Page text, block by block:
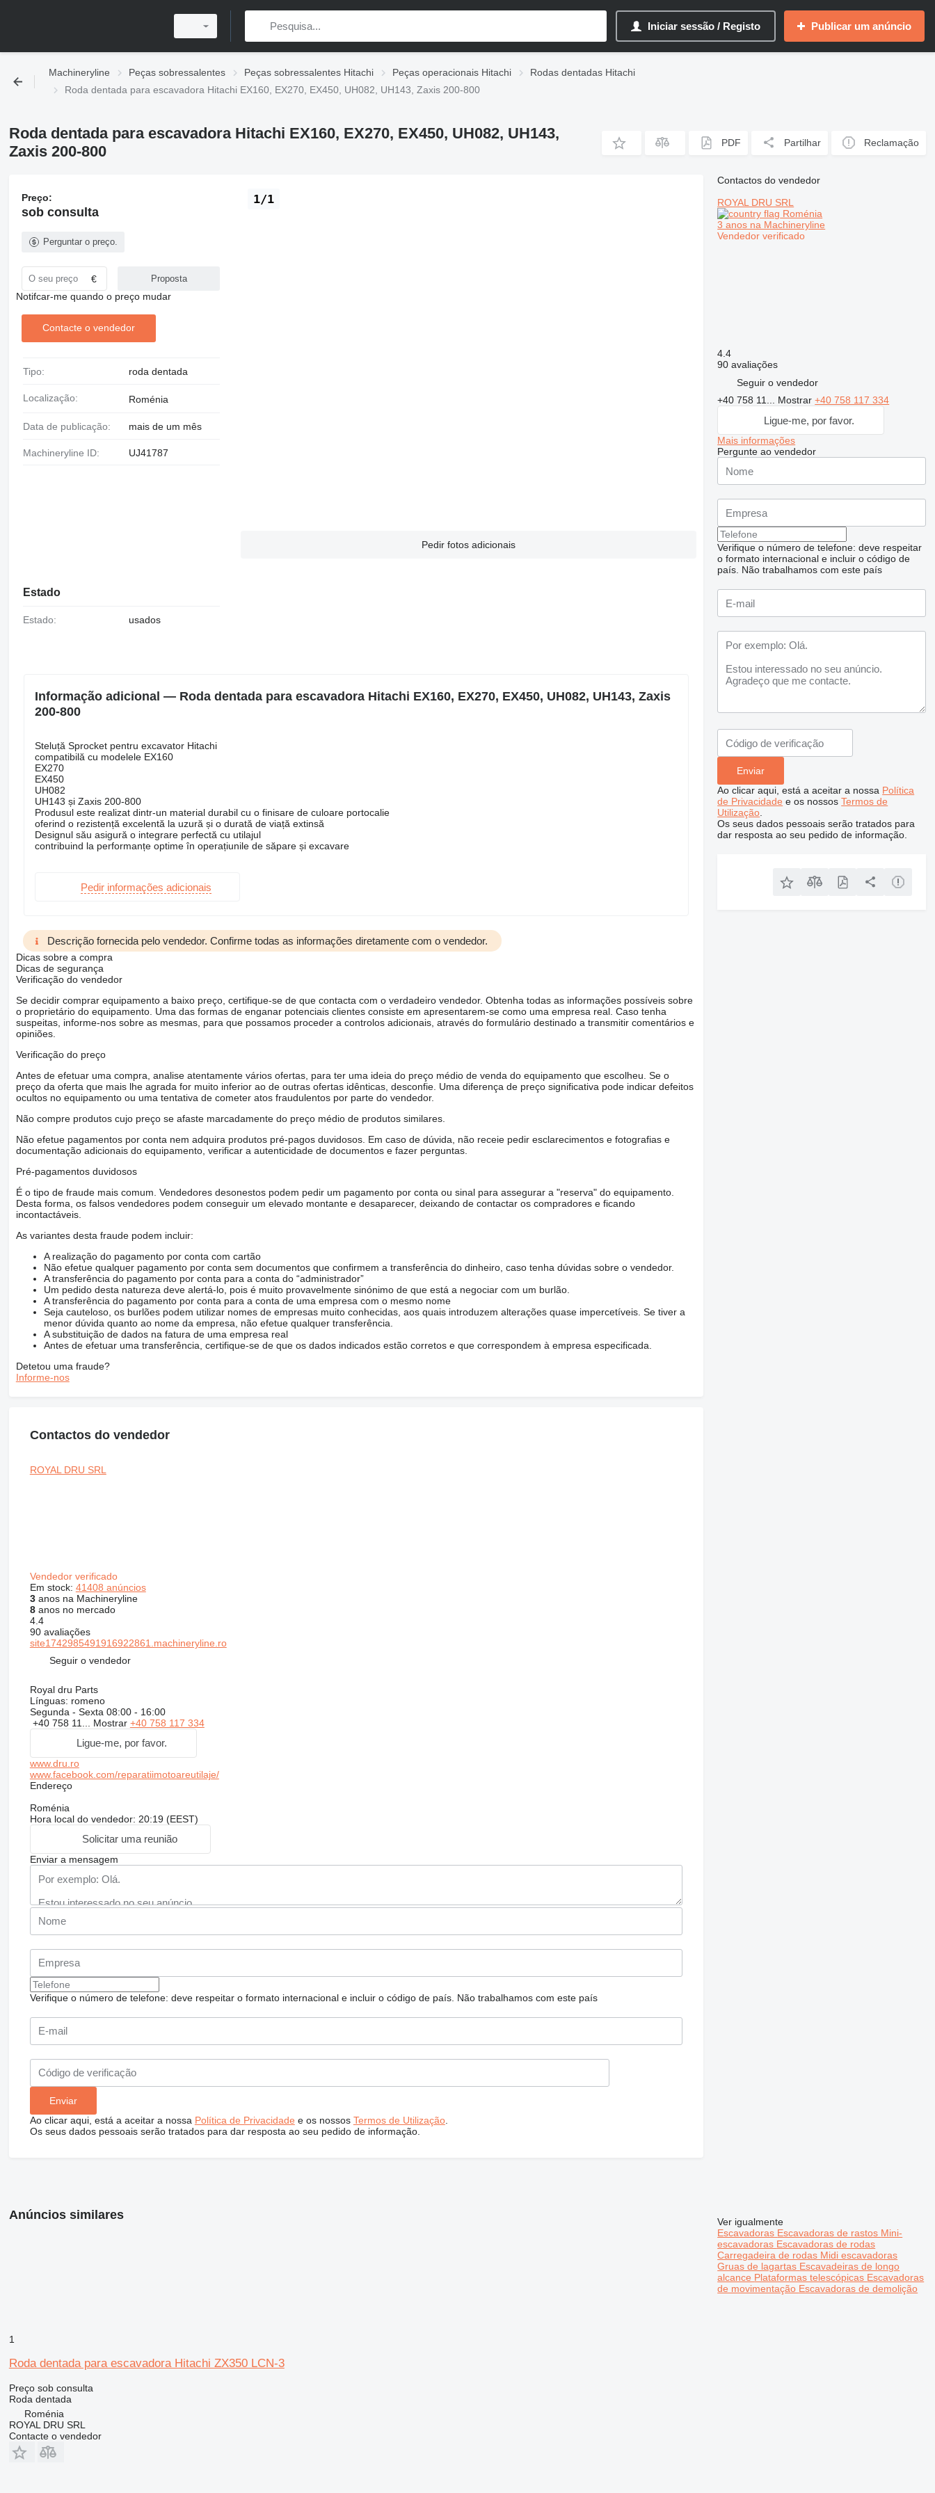
Iniciar sessão / Registo Publicar um anúncio
Machineryline Peças sobressalentes Peças sobressalentes Hitachi Peças operacionais Hitachi
Rodas dentadas Hitachi
Roda dentada para escavadora Hitachi EX160, EX270, EX450, UH082, UH143, Zaxis 200-800
Roda dentada para escavadora Hitachi EX160, EX270, EX450, UH082, UH143,
Zaxis 200-800
PDF Partilhar Reclamação
1/1
Pedir fotos adicionais
Preço:
sob consulta
Perguntar o preço.
€ Proposta
Notifcar-me quando o preço mudar
Contacte o vendedor
Tipo: roda dentada
Localização: Roménia
Data de publicação: mais de um mês
Machineryline ID: UJ41787
Estado
Estado: usados
Informação adicional — Roda dentada para escavadora Hitachi EX160, EX270, EX450, UH082, UH143, Zaxis
200-800
Steluță Sprocket pentru excavator Hitachi
compatibilă cu modelele EX160
EX270
EX450
UH082
UH143 și Zaxis 200-800
Produsul este realizat dintr-un material durabil cu o finisare de culoare portocalie
oferind o rezistență excelentă la uzură și o durată de viață extinsă
Designul său asigură o integrare perfectă cu utilajul
contribuind la performanțe optime în operațiunile de săpare și excavare
Pedir informações adicionais
Descrição fornecida pelo vendedor. Confirme todas as informações diretamente com o vendedor.
Dicas sobre a compra
Dicas de segurança
Verificação do vendedor
Se decidir comprar equipamento a baixo preço, certifique-se de que contacta com o verdadeiro vendedor. Obtenha todas as informações possíveis sobre
o proprietário do equipamento. Uma das formas de enganar potenciais clientes consiste em apresentarem-se como uma empresa real. Caso tenha
suspeitas, informe-nos sobre as mesmas, para que possamos proceder a controlos adicionais, através do formulário destinado a transmitir comentários e
opiniões.
Verificação do preço
Antes de efetuar uma compra, analise atentamente vários ofertas, para ter uma ideia do preço médio de venda do equipamento que escolheu. Se o
preço da oferta que mais lhe agrada for muito inferior ao de outras ofertas idênticas, desconfie. Uma diferença de preço significativa pode indicar defeitos
ocultos no equipamento ou uma tentativa de cometer atos fraudulentos por parte do vendedor.
Não compre produtos cujo preço se afaste marcadamente do preço médio de produtos similares.
Não efetue pagamentos por conta nem adquira produtos pré-pagos duvidosos. Em caso de dúvida, não receie pedir esclarecimentos e fotografias e
documentação adicionais do equipamento, verificar a autenticidade de documentos e fazer perguntas.
Pré-pagamentos duvidosos
É o tipo de fraude mais comum. Vendedores desonestos podem pedir um pagamento por conta ou sinal para assegurar a "reserva" do equipamento.
Desta forma, os falsos vendedores podem conseguir um elevado montante e desaparecer, deixando de contactar os compradores e ficando
incontactáveis.
As variantes desta fraude podem incluir:
A realização do pagamento por conta com cartão
Não efetue qualquer pagamento por conta sem documentos que confirmem a transferência do dinheiro, caso tenha dúvidas sobre o vendedor.
A transferência do pagamento por conta para a conta do “administrador”
Um pedido desta natureza deve alertá-lo, pois é muito provavelmente sinónimo de que está a negociar com um burlão.
A transferência do pagamento por conta para a conta de uma empresa com o mesmo nome
Seja cauteloso, os burlões podem utilizar nomes de empresas muito conhecidas, aos quais introduzem alterações quase impercetíveis. Se tiver a
menor dúvida quanto ao nome da empresa, não efetue qualquer transferência.
A substituição de dados na fatura de uma empresa real
Antes de efetuar uma transferência, certifique-se de que os dados indicados estão corretos e que correspondem à empresa especificada.
Detetou uma fraude?
Informe-nos
Contactos do vendedor
ROYAL DRU SRL
Vendedor verificado
Em stock: 41408 anúncios
3anos na Machineryline
8anos no mercado
4.4
90 avaliações
site1742985491916922861.machineryline.ro
Seguir o vendedor
Royal dru Parts
Línguas: romeno
Segunda - Sexta 08:00 - 16:00
+40 758 11... Mostrar +40 758 117 334
Ligue-me, por favor.
www.dru.ro
www.facebook.com/reparatiimotoareutilaje/
Endereço
Roménia
Hora local do vendedor: 20:19 (EEST)
Solicitar uma reunião
Enviar a mensagem
Verifique o número de telefone: deve respeitar o formato internacional e incluir o código de país. Não trabalhamos com este país
Ao clicar aqui, está a aceitar a nossa Política de Privacidade e os nossos Termos de Utilização.
Os seus dados pessoais serão tratados para dar resposta ao seu pedido de informação.
Contactos do vendedor
ROYAL DRU SRL
Roménia
3 anos na Machineryline
Vendedor verificado
4.4
90 avaliações
Seguir o vendedor
+40 758 11... Mostrar+40 758 117 334
Ligue-me, por favor.
Mais informações
Pergunte ao vendedor
Verifique o número de telefone: deve respeitar
o formato internacional e incluir o código de
país. Não trabalhamos com este país
Ao clicar aqui, está a aceitar a nossa Política
de Privacidade e os nossosTermos de
Utilização
Os seus dados pessoais serão tratados para
dar resposta ao seu pedido de informação.
Anúncios similares
1
Roda dentada para escavadora Hitachi ZX350 LCN-3
Preço sob consulta
Roda dentada
Roménia
ROYAL DRU SRL
Contacte o vendedor
Ver igualmente
Escavadoras Escavadoras de rastos Mini-
escavadoras Escavadoras de rodas
Carregadeira de rodas Midi escavadoras
Gruas de lagartas Escavadeiras de longo
alcance Plataformas telescópicas Escavadoras
de movimentação Escavadoras de demolição